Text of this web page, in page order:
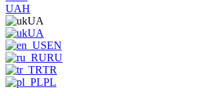
UAH
UA
UA
EN
RU
TR
PL